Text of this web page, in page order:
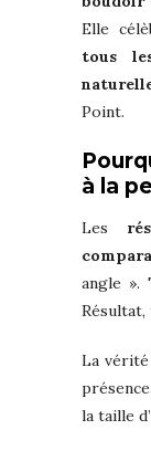
Elle
tous
Point.
à la
Les
angle ».
La vérité
la taille